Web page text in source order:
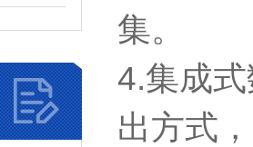
集。
4.集成
出方式